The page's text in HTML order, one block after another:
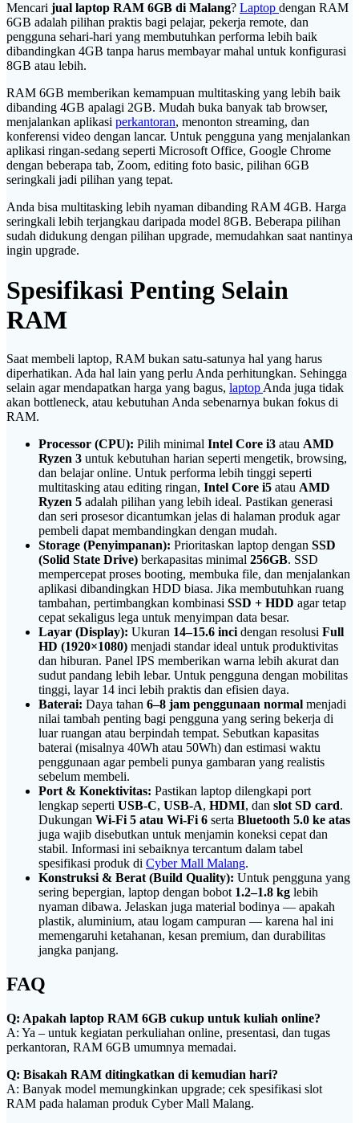
Mencari jual laptop RAM 6GB di Malang? Laptop dengan RAM
6GB adalah pilihan praktis bagi pelajar, pekerja remote, dan
pengguna sehari-hari yang membutuhkan performa lebih baik
dibandingkan 4GB tanpa harus membayar mahal untuk konfigurasi
8GB atau lebih.
RAM 6GB memberikan kemampuan multitasking yang lebih baik
dibanding 4GB apalagi 2GB. Mudah buka banyak tab browser,
menjalankan aplikasi perkantoran, menonton streaming, dan
konferensi video dengan lancar. Untuk pengguna yang menjalankan
aplikasi ringan-sedang seperti Microsoft Office, Google Chrome
dengan beberapa tab, Zoom, editing foto basic, pilihan 6GB
seringkali jadi pilihan yang tepat.
Anda bisa multitasking lebih nyaman dibanding RAM 4GB. Harga
seringkali lebih terjangkau daripada model 8GB. Beberapa pilihan
sudah didukung dengan pilihan upgrade, memudahkan saat nantinya
ingin upgrade.
Spesifikasi Penting Selain
RAM
Saat membeli laptop, RAM bukan satu-satunya hal yang harus
diperhatikan. Ada hal lain yang perlu Anda perhitungkan. Sehingga
selain agar mendapatkan harga yang bagus, laptop Anda juga tidak
akan bottleneck, atau kebutuhan Anda sebenarnya bukan fokus di
RAM.
Processor (CPU): Pilih minimal Intel Core i3 atau AMD
Ryzen 3 untuk kebutuhan harian seperti mengetik, browsing,
dan belajar online. Untuk performa lebih tinggi seperti
multitasking atau editing ringan, Intel Core i5 atau AMD
Ryzen 5 adalah pilihan yang lebih ideal. Pastikan generasi
dan seri prosesor dicantumkan jelas di halaman produk agar
pembeli dapat membandingkan dengan mudah.
Storage (Penyimpanan): Prioritaskan laptop dengan SSD
(Solid State Drive) berkapasitas minimal 256GB. SSD
mempercepat proses booting, membuka file, dan menjalankan
aplikasi dibandingkan HDD biasa. Jika membutuhkan ruang
tambahan, pertimbangkan kombinasi SSD + HDD agar tetap
cepat sekaligus lega untuk menyimpan data besar.
Layar (Display): Ukuran 14–15.6 inci dengan resolusi Full
HD (1920×1080) menjadi standar ideal untuk produktivitas
dan hiburan. Panel IPS memberikan warna lebih akurat dan
sudut pandang lebih lebar. Untuk pengguna dengan mobilitas
tinggi, layar 14 inci lebih praktis dan efisien daya.
Baterai: Daya tahan 6–8 jam penggunaan normal menjadi
nilai tambah penting bagi pengguna yang sering bekerja di
luar ruangan atau berpindah tempat. Sebutkan kapasitas
baterai (misalnya 40Wh atau 50Wh) dan estimasi waktu
penggunaan agar pembeli punya gambaran yang realistis
sebelum membeli.
Port & Konektivitas: Pastikan laptop dilengkapi port
lengkap seperti USB-C, USB-A, HDMI, dan slot SD card.
Dukungan Wi-Fi 5 atau Wi-Fi 6 serta Bluetooth 5.0 ke atas
juga wajib disebutkan untuk menjamin koneksi cepat dan
stabil. Informasi ini sebaiknya tercantum dalam tabel
spesifikasi produk di Cyber Mall Malang.
Konstruksi & Berat (Build Quality): Untuk pengguna yang
sering bepergian, laptop dengan bobot 1.2–1.8 kg lebih
nyaman dibawa. Jelaskan juga material bodinya — apakah
plastik, aluminium, atau logam campuran — karena hal ini
memengaruhi ketahanan, kesan premium, dan durabilitas
jangka panjang.
FAQ
Q: Apakah laptop RAM 6GB cukup untuk kuliah online?
A: Ya – untuk kegiatan perkuliahan online, presentasi, dan tugas
perkantoran, RAM 6GB umumnya memadai.
Q: Bisakah RAM ditingkatkan di kemudian hari?
A: Banyak model memungkinkan upgrade; cek spesifikasi slot
RAM pada halaman produk Cyber Mall Malang.